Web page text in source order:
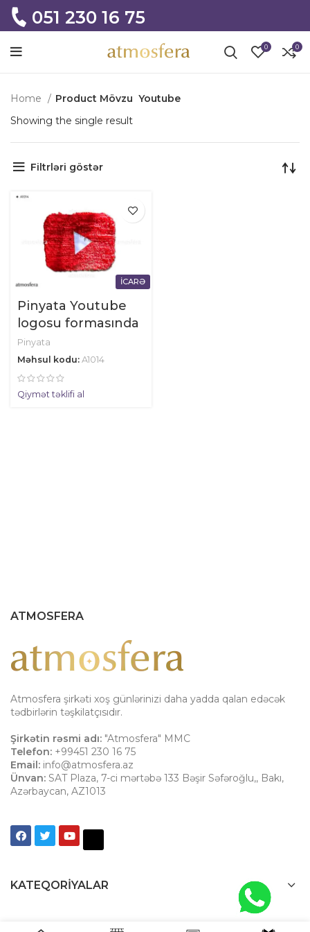
051 230 16 75
0 0
Home Product Mövzu Youtube
Showing the single result
Filtrləri göstər
İCARƏ
Pinyata Youtube
logosu formasında
Pinyata
Məhsul kodu: A1014
Qiymət təklifi al
ATMOSFERA
Atmosfera şirkəti xoş günlərinizi daha yadda qalan edəcək
tədbirlərin təşkilatçısıdır.
Şirkətin rəsmi adı: "Atmosfera" MMC
Telefon: +99451 230 16 75
Email: info@atmosfera.az
Ünvan: SAT Plaza, 7-ci mərtəbə 133 Bəşir Səfəroğlu,, Bakı,
Azərbaycan, AZ1013
KATEQORIYALAR
ETIKETLƏR